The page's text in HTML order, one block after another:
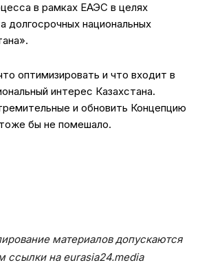
в рамках ЕАЭС в целях
долгосрочных национальных
оптимизировать и что входит в
интерес Казахстана.
и обновить Концепцию
бы не помешало.
материалов допускаются
ссылки на eurasia24.media